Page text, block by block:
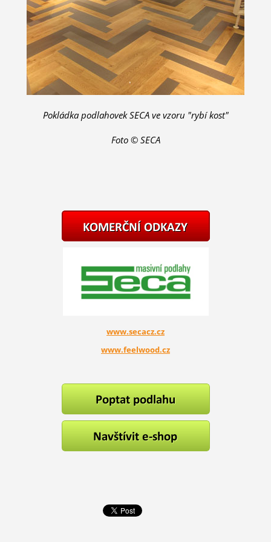
Pokládka podlahovek SECA ve vzoru "rybí kost"
Foto © SECA
www.secacz.cz
www.feelwood.cz